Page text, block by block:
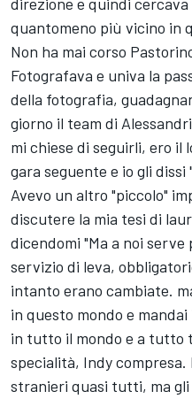
quantomeno più vicino in
Non ha mai corso
Fotografava e univa la
della fotografia,
giorno il team di
mi chiese di seguirli, ero il
gara seguente e io gli dissi
Avevo un altro "piccolo"
discutere la mia tesi di
dicendomi "Ma a noi
servizio di leva,
intanto erano cambiate.
in questo mondo e
in tutto il mondo e a tutto
specialità, Indy compresa.
stranieri quasi tutti, ma gli